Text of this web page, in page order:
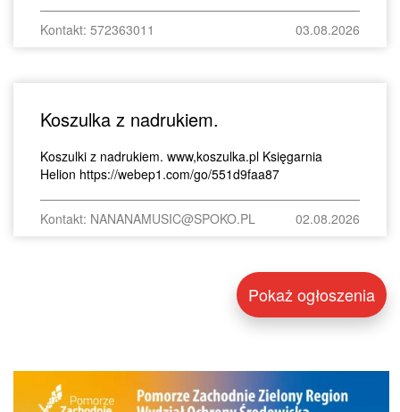
Kontakt: 572363011 03.08.2026
Koszulka z nadrukiem.
Koszulki z nadrukiem. www,koszulka.pl Księgarnia
Helion https://webep1.com/go/551d9faa87
Kontakt: NANANAMUSIC@SPOKO.PL 02.08.2026
Pokaż ogłoszenia